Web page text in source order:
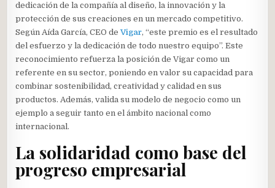
dedicación de la compañía al diseño, la innovación y la
protección de sus creaciones en un mercado competitivo.
Según Aída García, CEO deVigar, “este premio es el resultado
del esfuerzo y la dedicación de todo nuestro equipo”. Este
reconocimiento refuerza la posición de Vigar como un
referente en su sector, poniendo en valor su capacidad para
combinar sostenibilidad, creatividad y calidad en sus
productos. Además, valida su modelo de negocio como un
ejemplo a seguir tanto en el ámbito nacional como
internacional.
La solidaridad como base del
progreso empresarial